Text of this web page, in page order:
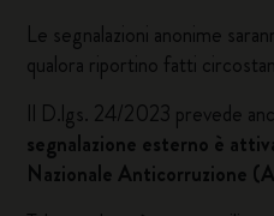
Le segnalazioni anonime
qualora riportino fatti
Il D.lgs. 24/2023 prevede
segnalazione esterno è
Nazionale Anticorruzione